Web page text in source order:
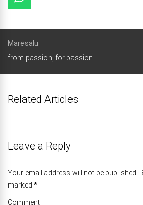
Maresalu
from passion, for passion...
Related Articles
Leave a Reply
Your email address will not be published.
marked *
Comment